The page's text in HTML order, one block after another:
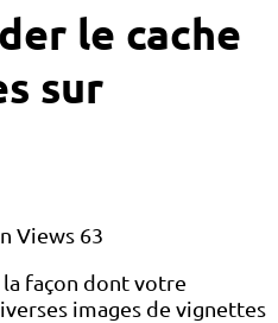
le cache
sur
Views 63
la façon dont votre
images de vignettes